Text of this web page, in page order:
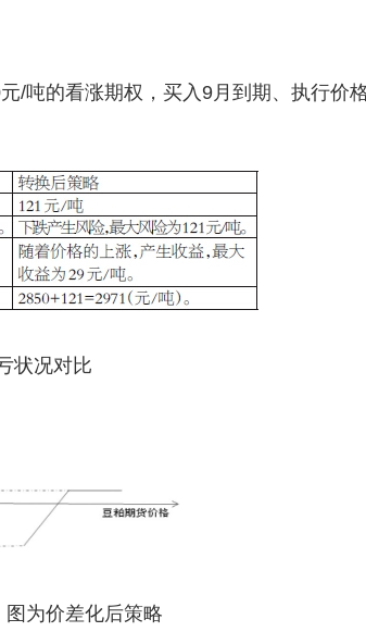
/吨的看涨期权，买入9月到期、执行价
状况对比
价差化后策略